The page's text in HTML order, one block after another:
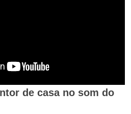
de casa no som do